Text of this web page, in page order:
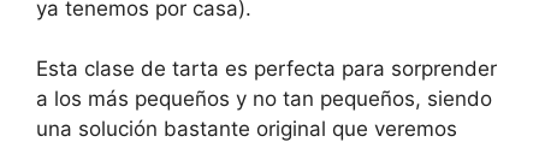
ya tenemos por casa).
Esta clase de tarta es perfecta para sorprender
a los más pequeños y no tan pequeños, siendo
una solución bastante original que veremos